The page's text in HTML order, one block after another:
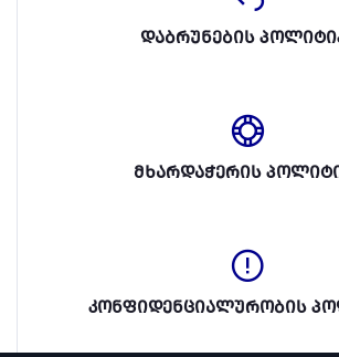
დაბრუნების
მხარდაჭერის
კონფიდენციალურობის